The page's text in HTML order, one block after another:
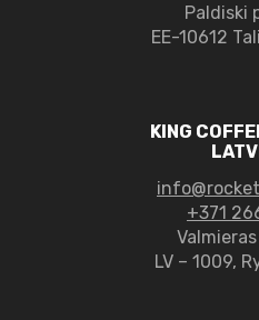
Paldiski
EE-10612
KING
+371
LV – 1009,